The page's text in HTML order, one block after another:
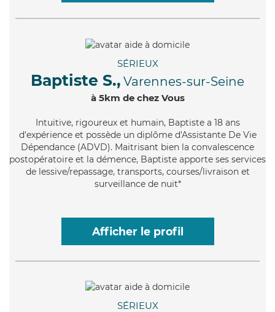
SÉRIEUX
Baptiste S., Varennes-sur-Seine
à 5km de chez Vous
Intuitive, rigoureux et humain, Baptiste a 18 ans
d'expérience et possède un diplôme d'Assistante De Vie
Dépendance (ADVD). Maitrisant bien la convalescence
postopératoire et la démence, Baptiste apporte ses services
de lessive/repassage, transports, courses/livraison et
surveillance de nuit*
Afficher le profil
SÉRIEUX